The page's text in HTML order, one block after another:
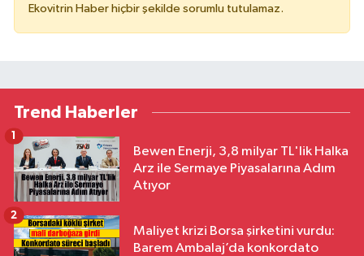
Ekovitrin Haber hiçbir şekilde sorumlu tutulamaz.
Trend Haberler
Bewen Enerji, 3,8 milyar TL'lik Halka
Arz ile Sermaye Piyasalarına Adım
Atıyor
1
Maliyet krizi Borsa şirketini vurdu:
Barem Ambalaj’da konkordato
2